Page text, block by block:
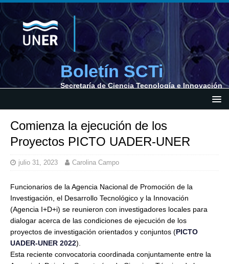
Boletín SCTi
Secretaría de Ciencia Tecnología e Innovación
Comienza la ejecución de los
Proyectos PICTO UADER-UNER
julio 31, 2023 Carolina Campo
Funcionarios de la Agencia Nacional de Promoción de la
Investigación, el Desarrollo Tecnológico y la Innovación
(Agencia I+D+i) se reunieron con investigadores locales para
dialogar acerca de las condiciones de ejecución de los
proyectos de investigación orientados y conjuntos (PICTO
UADER-UNER 2022).
Esta reciente convocatoria coordinada conjuntamente entre la